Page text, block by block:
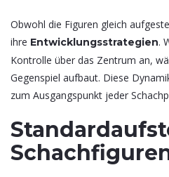
Obwohl die Figuren gleich
ihre Entwicklungsstrategien.
Kontrolle über das Zentrum an,
Gegenspiel aufbaut. Diese
zum Ausgangspunkt jeder